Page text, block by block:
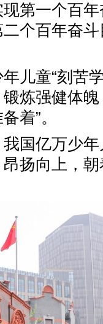
第一个百
个百年奋
儿童“刻苦
炼强健体
着”。
国亿万少
扬向上，